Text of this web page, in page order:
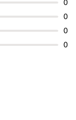
0
0
0
0